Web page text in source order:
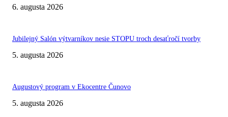
6. augusta 2026
Jubilejný Salón výtvarníkov nesie STOPU troch desaťročí tvorby
5. augusta 2026
Augustový program v Ekocentre Čunovo
5. augusta 2026